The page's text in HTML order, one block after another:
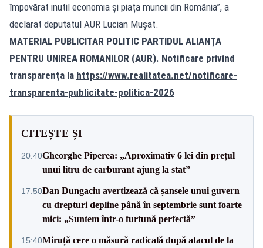
împovărat inutil economia și piața muncii din România”, a
declarat deputatul AUR Lucian Mușat.
MATERIAL PUBLICITAR POLITIC PARTIDUL ALIANȚA
PENTRU UNIREA ROMANILOR (AUR). Notificare privind
transparența la https://www.realitatea.net/notificare-
transparenta-publicitate-politica-2026
CITEȘTE ȘI
20:40Gheorghe Piperea: „Aproximativ 6 lei din prețul
unui litru de carburant ajung la stat”
17:50Dan Dungaciu avertizează că șansele unui guvern
cu drepturi depline până în septembrie sunt foarte
mici: „Suntem într-o furtună perfectă”
15:40Miruță cere o măsură radicală după atacul de la